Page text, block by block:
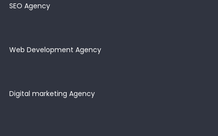
SEO Agency
Web Development Agency
Digital marketing Agency